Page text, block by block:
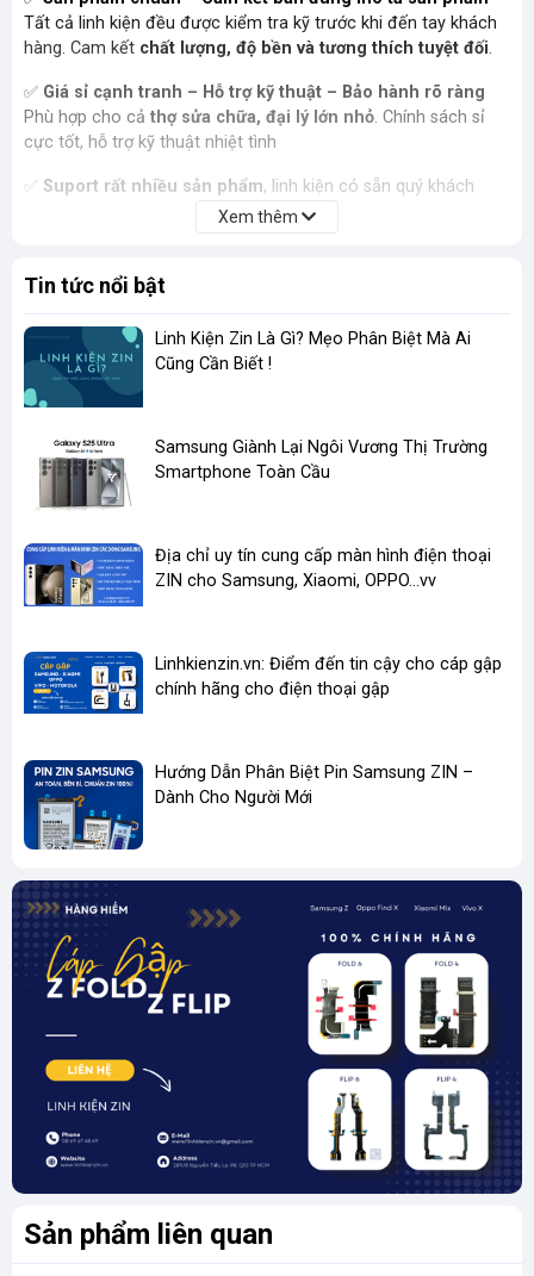
Tất cả linh kiện đều được kiểm tra kỹ trước khi đến tay khách
hàng. Cam kết chất lượng, độ bền và tương thích tuyệt đối.
✅ Giá sỉ cạnh tranh – Hỗ trợ kỹ thuật – Bảo hành rõ ràng
Phù hợp cho cả thợ sửa chữa, đại lý lớn nhỏ. Chính sách sỉ
cực tốt, hỗ trợ kỹ thuật nhiệt tình
✅ Suport rất nhiều sản phẩm, linh kiện có sẵn quý khách
không phải chờ đợi lâu, giúp việc thay màn hình, sửa chữa điện
✅ Ship Nội thành trong vòng 30 phút - Giao hàng toàn
Đóng gói cẩn thận, giao nhanh nội thành, 1–3 ngày toàn quốc.
Hỗ trợ đổi trả nếu lỗi do nhà sản xuất.
Xem thêm
Tin tức nổi bật
Linh Kiện Zin Là Gì? Mẹo Phân Biệt Mà Ai
Cũng Cần Biết !
​Samsung Giành Lại Ngôi Vương Thị Trường
Smartphone Toàn Cầu
Địa chỉ uy tín cung cấp màn hình điện thoại
ZIN cho Samsung, Xiaomi, OPPO...vv
Linhkienzin.vn: Điểm đến tin cậy cho cáp gập
chính hãng cho điện thoại gập
Hướng Dẫn Phân Biệt Pin Samsung ZIN –
Dành Cho Người Mới
Sản phẩm liên quan